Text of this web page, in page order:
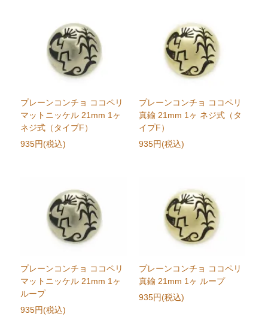
プレーンコンチョ ココペリ
マットニッケル 21mm 1ヶ
ネジ式（タイプF）
935円(税込)
プレーンコンチョ ココペリ
真鍮 21mm 1ヶ ネジ式（タ
イプF）
935円(税込)
プレーンコンチョ ココペリ
マットニッケル 21mm 1ヶ
ループ
935円(税込)
プレーンコンチョ ココペリ
真鍮 21mm 1ヶ ループ
935円(税込)